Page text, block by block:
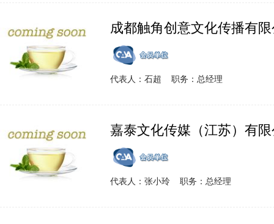
成都触角创意文化传播有
代表人：石超 职务：总经理
嘉泰文化传媒（江苏）有
代表人：张小玲 职务：总经理